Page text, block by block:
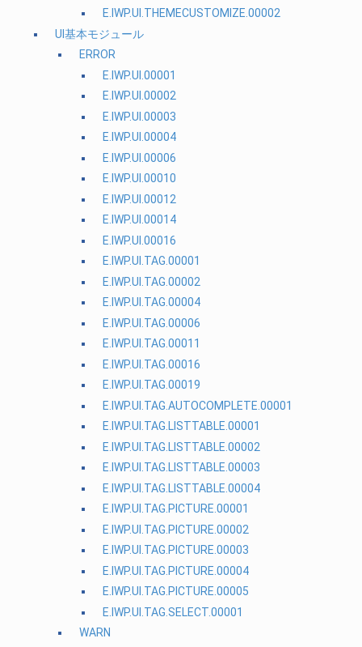
E.IWP.UI.THEMECUSTOMIZE.00002
UI基本モジュール
ERROR
E.IWP.UI.00001
E.IWP.UI.00002
E.IWP.UI.00003
E.IWP.UI.00004
E.IWP.UI.00006
E.IWP.UI.00010
E.IWP.UI.00012
E.IWP.UI.00014
E.IWP.UI.00016
E.IWP.UI.TAG.00001
E.IWP.UI.TAG.00002
E.IWP.UI.TAG.00004
E.IWP.UI.TAG.00006
E.IWP.UI.TAG.00011
E.IWP.UI.TAG.00016
E.IWP.UI.TAG.00019
E.IWP.UI.TAG.AUTOCOMPLETE.00001
E.IWP.UI.TAG.LISTTABLE.00001
E.IWP.UI.TAG.LISTTABLE.00002
E.IWP.UI.TAG.LISTTABLE.00003
E.IWP.UI.TAG.LISTTABLE.00004
E.IWP.UI.TAG.PICTURE.00001
E.IWP.UI.TAG.PICTURE.00002
E.IWP.UI.TAG.PICTURE.00003
E.IWP.UI.TAG.PICTURE.00004
E.IWP.UI.TAG.PICTURE.00005
E.IWP.UI.TAG.SELECT.00001
WARN